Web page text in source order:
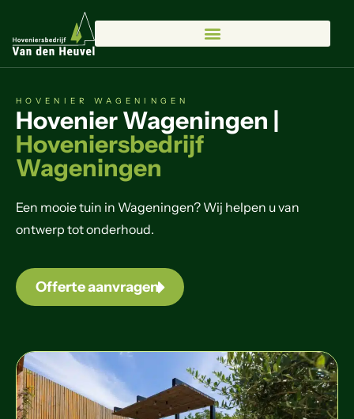
HOVENIER WAGENINGEN
Hovenier Wageningen |
Hoveniersbedrijf
Wageningen
Een mooie tuin in Wageningen? Wij helpen u van
ontwerp tot onderhoud.
Offerte aanvragen